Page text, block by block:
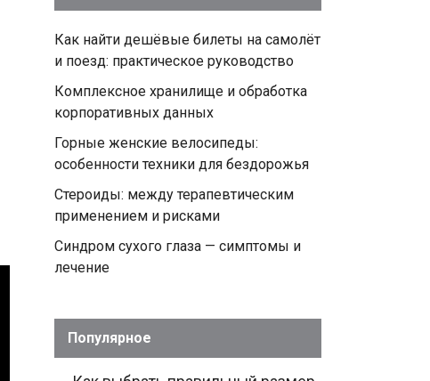
Как найти дешёвые билеты на самолёт
и поезд: практическое руководство
Комплексное хранилище и обработка
корпоративных данных
Горные женские велосипеды:
особенности техники для бездорожья
Стероиды: между терапевтическим
применением и рисками
Синдром сухого глаза — симптомы и
лечение
Популярное